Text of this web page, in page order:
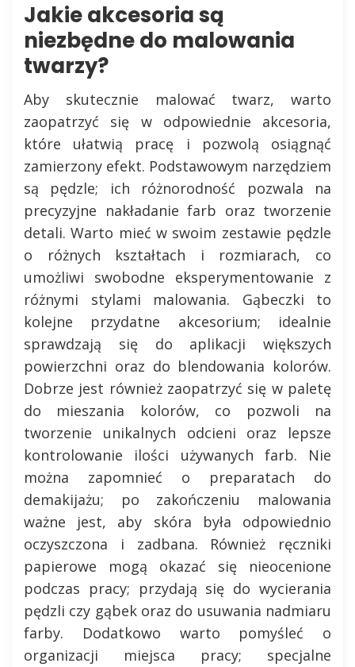
Jakie akcesoria są
niezbędne do malowania
twarzy?
Aby skutecznie malować twarz, warto
zaopatrzyć się w odpowiednie akcesoria,
które ułatwią pracę i pozwolą osiągnąć
zamierzony efekt. Podstawowym narzędziem
są pędzle; ich różnorodność pozwala na
precyzyjne nakładanie farb oraz tworzenie
detali. Warto mieć w swoim zestawie pędzle
o różnych kształtach i rozmiarach, co
umożliwi swobodne eksperymentowanie z
różnymi stylami malowania. Gąbeczki to
kolejne przydatne akcesorium; idealnie
sprawdzają się do aplikacji większych
powierzchni oraz do blendowania kolorów.
Dobrze jest również zaopatrzyć się w paletę
do mieszania kolorów, co pozwoli na
tworzenie unikalnych odcieni oraz lepsze
kontrolowanie ilości używanych farb. Nie
można zapomnieć o preparatach do
demakijażu; po zakończeniu malowania
ważne jest, aby skóra była odpowiednio
oczyszczona i zadbana. Również ręczniki
papierowe mogą okazać się nieocenione
podczas pracy; przydają się do wycierania
pędzli czy gąbek oraz do usuwania nadmiaru
farby. Dodatkowo warto pomyśleć o
organizacji miejsca pracy; specjalne